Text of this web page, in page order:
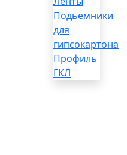
Подьемники
для
гипсокартона
Профиль
ГКЛ